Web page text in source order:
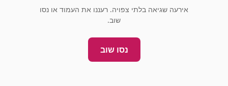
אירעה שגיאה בלתי צפויה. רעננו את העמוד או נסו
שוב.
נסו שוב